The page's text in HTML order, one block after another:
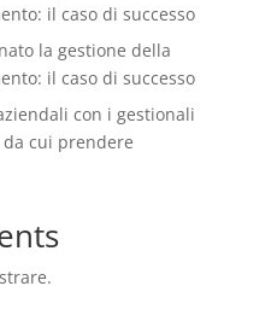
il caso di successo
la gestione della
il caso di successo
con i gestionali
cui prendere